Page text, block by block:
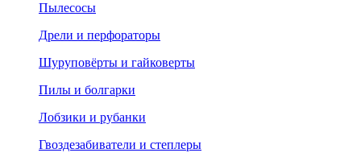
Пылесосы
Дрели и перфораторы
Шуруповёрты и гайковерты
Пилы и болгарки
Лобзики и рубанки
Гвоздезабиватели и степлеры